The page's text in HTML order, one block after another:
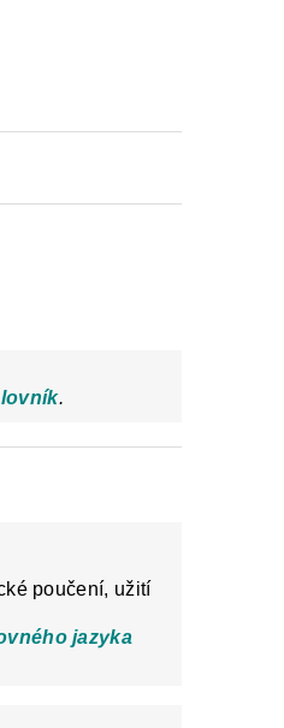
.
poučení, užití
jazyka